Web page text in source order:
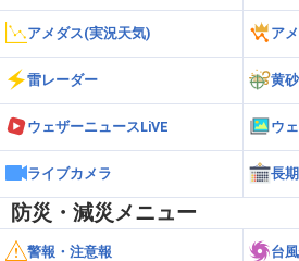
アメダス(実況天気) ア
雷レーダー 黄
ウェザーニュースLiVE ウ
ライブカメラ 長
防災・減災メニュー
警報・注意報 台